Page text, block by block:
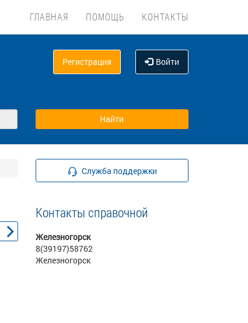
ГЛАВНАЯ ПОМОЩЬ КОНТАКТЫ
Регистрация Войти
Служба поддержки
Контакты справочной
Железногорск
8(39197)58762
Железногорск